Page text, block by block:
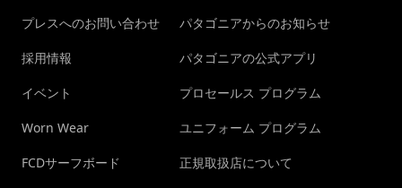
プレスへのお問い合わせ
採用情報
イベント
Worn Wear
FCDサーフボード
パタゴニアからのお知らせ
パタゴニアの公式アプリ
プロセールス プログラム
ユニフォーム プログラム
正規取扱店について